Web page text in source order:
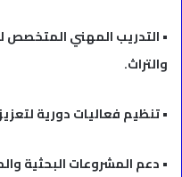
• التدريب المهني المتخصص
والتراث.
• تنظيم فعاليات دورية
• دعم المشروعات البحثية